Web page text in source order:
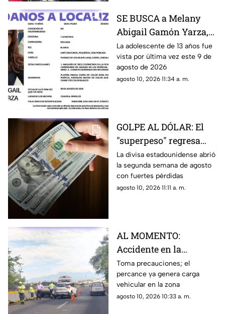
SE BUSCA a Melany
Abigail Gamón Yarza,
menor DESAPARECIDA
en Cuautla
La adolescente de 13 años fue
vista por última vez este 9 de
agosto de 2026
agosto 10, 2026 11:34 a. m.
GOLPE AL DÓLAR: El
"superpeso" regresa
este inicio de semana;
estoy cuesta HOY 10 de
agosto
La divisa estadounidense abrió
la segunda semana de agosto
con fuertes pérdidas
agosto 10, 2026 11:11 a. m.
AL MOMENTO:
Accidente en la
Cuernavaca-Acapulco
provoca cierre parcial
HOY 10 de agosto
Toma precauciones; el
percance ya genera carga
vehicular en la zona
agosto 10, 2026 10:33 a. m.